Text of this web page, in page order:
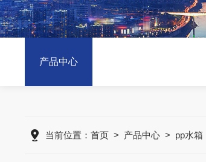
产品中心
当前位置： 首页> 产品中心> pp水箱